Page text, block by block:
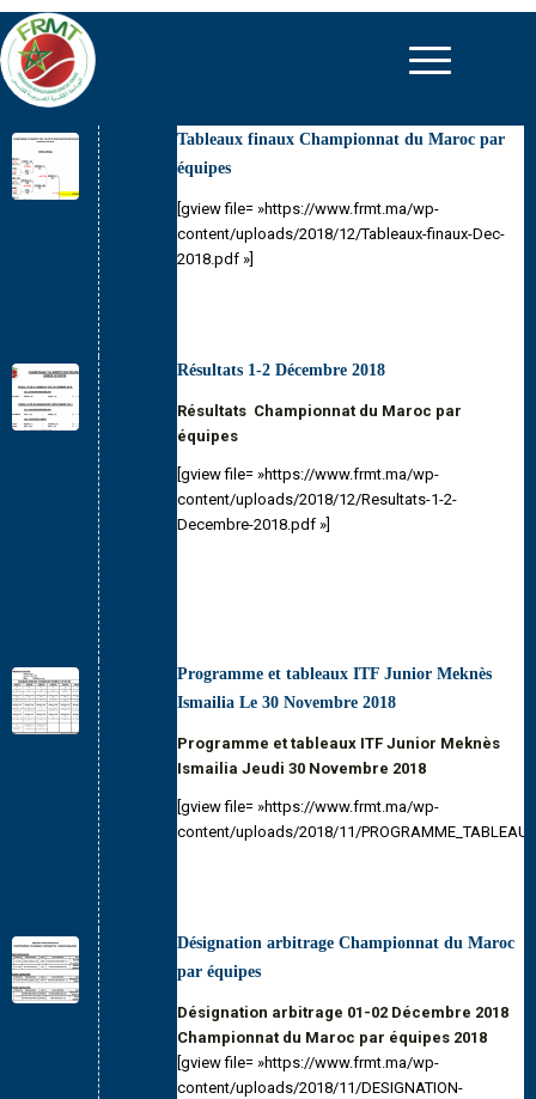
Tableaux finaux Championnat du Maroc par
équipes
[gview file= »https://www.frmt.ma/wp-
content/uploads/2018/12/Tableaux-finaux-Dec-
2018.pdf »]
Résultats 1-2 Décembre 2018
Résultats Championnat du Maroc par
équipes
[gview file= »https://www.frmt.ma/wp-
content/uploads/2018/12/Resultats-1-2-
Decembre-2018.pdf »]
Programme et tableaux ITF Junior Meknès
Ismailia Le 30 Novembre 2018
Programme et tableaux ITF Junior Meknès
Ismailia Jeudi 30 Novembre 2018
[gview file= »https://www.frmt.ma/wp-
content/uploads/2018/11/
Désignation arbitrage Championnat du Maroc
par équipes
Désignation arbitrage 01-02 Décembre 2018
Championnat du Maroc par équipes 2018
[gview file= »https://www.frmt.ma/wp-
content/uploads/2018/11/DESIGNATION-